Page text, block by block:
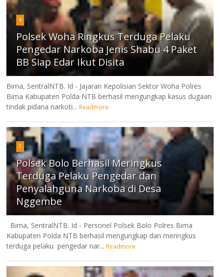
4
Polsek Woha Ringkus Terduga Pelaku
Pengedar Narkoba Jenis Shabu 4 Paket
BB Siap Edar Ikut Disita
Bima, SentralNTB. Id - Jajaran Kepolisian Sektor Woha Polres
Bima Kabupaten Polda NTB berhasil mengungkap kasus dugaan
tindak pidana narkoti... Readmore
5
Polsek Bolo Berhasil Meringkus
Terduga Pelaku Pengedar dan
Penyalahguna Narkoba di Desa
Nggembe
Bima, SentralNTB. Id - Personel Polsek Bolo Polres Bima
Kabupaten Polda NTB berhasil mengungkap dan meringkus
terduga pelaku pengedar nar... Readmore